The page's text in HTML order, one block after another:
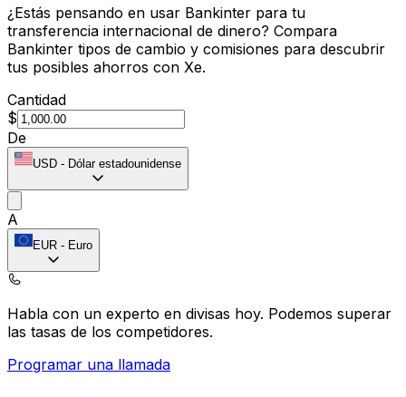
¿Estás pensando en usar Bankinter para tu
transferencia internacional de dinero? Compara
Bankinter tipos de cambio y comisiones para descubrir
tus posibles ahorros con Xe.
Cantidad
$
De
USD - Dólar estadounidense
A
EUR - Euro
Habla con un experto en divisas hoy. Podemos superar
las tasas de los competidores.
Programar una llamada